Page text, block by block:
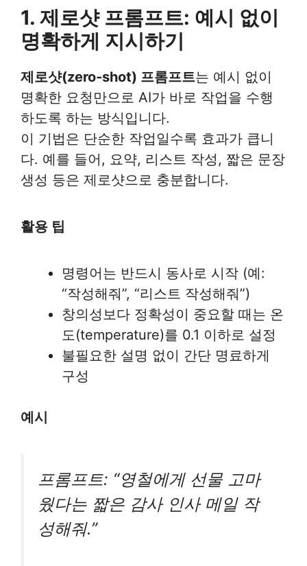
1. 제로샷 프롬프트: 예시 없이
명확하게 지시하기
제로샷(zero-shot) 프롬프트는 예시 없이
명확한 요청만으로 AI가 바로 작업을 수행
하도록 하는 방식입니다.
이 기법은 단순한 작업일수록 효과가 큽니
다. 예를 들어, 요약, 리스트 작성, 짧은 문장
생성 등은 제로샷으로 충분합니다.
활용 팁
명령어는 반드시 동사로 시작 (예:
“작성해줘”, “리스트 작성해줘”)
창의성보다 정확성이 중요할 때는 온
도(temperature)를 0.1 이하로 설정
불필요한 설명 없이 간단 명료하게
구성
예시
프롬프트: “영철에게 선물 고마
웠다는 짧은 감사 인사 메일 작
성해줘.”